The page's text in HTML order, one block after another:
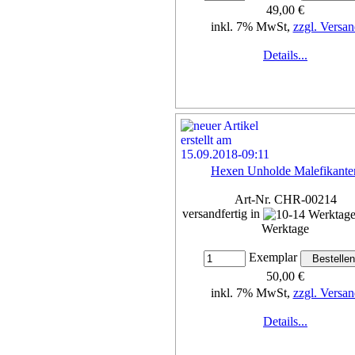
49,00 €
inkl. 7% MwSt, zzgl.
Details...
Hexen Unholde
Art-Nr. CHR-00214
versandfertig in
Werktage
Exemplar
50,00 €
inkl. 7% MwSt, zzgl.
Details...